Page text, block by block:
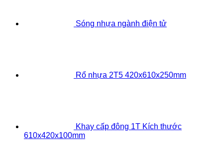
Sóng nhựa ngành điện tử
Rổ nhựa 2T5 420x610x250mm
Khay cấp đông 1T Kích thước
610x420x100mm